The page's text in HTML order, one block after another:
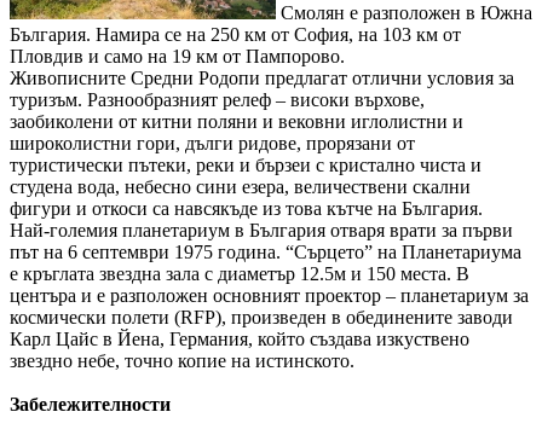
Смолян е разположен в Южна
България. Намира се на 250 км от София, на 103 км от
Пловдив и само на 19 км от Пампорово.
Живописните Средни Родопи предлагат отлични условия за
туризъм. Разнообразният релеф – високи върхове,
заобиколени от китни поляни и вековни иглолистни и
широколистни гори, дълги ридове, прорязани от
туристически пътеки, реки и бързеи с кристално чиста и
студена вода, небесно сини езера, величествени скални
фигури и откоси са навсякъде из това кътче на България.
Най-големия планетариум в България отваря врати за първи
път на 6 септември 1975 година. “Сърцето” на Планетариума
е кръглата звездна зала с диаметър 12.5м и 150 места. В
центъра и е разположен основният проектор – планетариум за
космически полети (RFP), произведен в обединените заводи
Карл Цайс в Йена, Германия, който създава изкуствено
звездно небе, точно копие на истинското.
Забележителности